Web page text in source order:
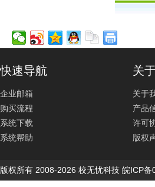
快速导航
企业邮箱
购买流程
系统下载
系统帮助
关
关于
产品
许可
版权
版权所有 2008-2026 校无忧科技 皖ICP